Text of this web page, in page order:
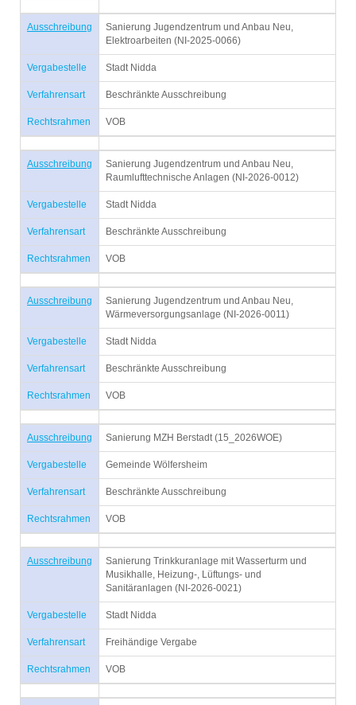
Ausschreibung
Sanierung Jugendzentrum und Anbau Neu,
Elektroarbeiten (NI-2025-0066)
Vergabestelle Stadt Nidda
Verfahrensart Beschränkte Ausschreibung
Rechtsrahmen VOB
Ausschreibung
Sanierung Jugendzentrum und Anbau Neu,
Raumlufttechnische Anlagen (NI-2026-0012)
Vergabestelle Stadt Nidda
Verfahrensart Beschränkte Ausschreibung
Rechtsrahmen VOB
Ausschreibung
Sanierung Jugendzentrum und Anbau Neu,
Wärmeversorgungsanlage (NI-2026-0011)
Vergabestelle Stadt Nidda
Verfahrensart Beschränkte Ausschreibung
Rechtsrahmen VOB
Ausschreibung Sanierung MZH Berstadt (15_2026WOE)
Vergabestelle Gemeinde Wölfersheim
Verfahrensart Beschränkte Ausschreibung
Rechtsrahmen VOB
Ausschreibung
Sanierung Trinkkuranlage mit Wasserturm und
Musikhalle, Heizung-, Lüftungs- und
Sanitäranlagen (NI-2026-0021)
Vergabestelle Stadt Nidda
Verfahrensart Freihändige Vergabe
Rechtsrahmen VOB